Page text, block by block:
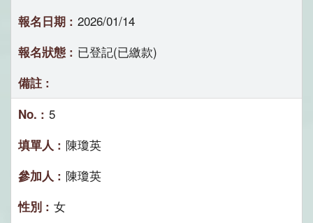
2026/01/14
已登記(已繳款)
5
陳瓊英
陳瓊英
女